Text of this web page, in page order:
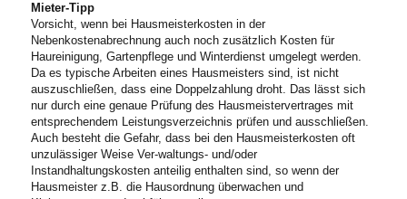
Mieter-Tipp
Vorsicht, wenn bei Hausmeisterkosten in der
Nebenkostenabrechnung auch noch zusätzlich Kosten für
Haureinigung, Gartenpflege und Winterdienst umgelegt werden.
Da es typische Arbeiten eines Hausmeisters sind, ist nicht
auszuschließen, dass eine Doppelzahlung droht. Das lässt sich
nur durch eine genaue Prüfung des Hausmeistervertrages mit
entsprechendem Leistungsverzeichnis prüfen und ausschließen.
Auch besteht die Gefahr, dass bei den Hausmeisterkosten oft
unzulässiger Weise Ver-waltungs- und/oder
Instandhaltungskosten anteilig enthalten sind, so wenn der
Hausmeister z.B. die Hausordnung überwachen und